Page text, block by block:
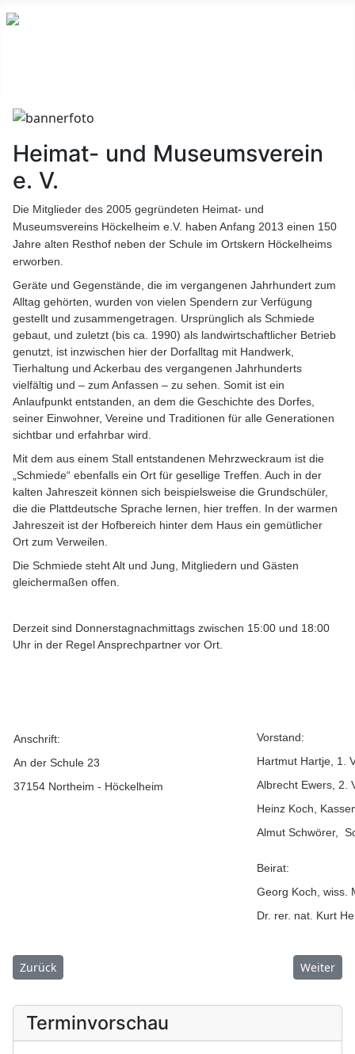
Heimat- und Museumsverein
e. V.
Die Mitglieder des 2005 gegründeten Heimat- und
Museumsvereins Höckelheim e.V. haben Anfang 2013 einen 150
Jahre alten Resthof neben der Schule im Ortskern Höckelheims
erworben.
Geräte und Gegenstände, die im vergangenen Jahrhundert zum
Alltag gehörten, wurden von vielen Spendern zur Verfügung
gestellt und zusammengetragen. Ursprünglich als Schmiede
gebaut, und zuletzt (bis ca. 1990) als landwirtschaftlicher Betrieb
genutzt, ist inzwischen hier der Dorfalltag mit Handwerk,
Tierhaltung und Ackerbau des vergangenen Jahrhunderts
vielfältig und – zum Anfassen – zu sehen. Somit ist ein
Anlaufpunkt entstanden, an dem die Geschichte des Dorfes,
seiner Einwohner, Vereine und Traditionen für alle Generationen
sichtbar und erfahrbar wird.
Mit dem aus einem Stall entstandenen Mehrzweckraum ist die
„Schmiede“ ebenfalls ein Ort für gesellige Treffen. Auch in der
kalten Jahreszeit können sich beispielsweise die Grundschüler,
die die Plattdeutsche Sprache lernen, hier treffen. In der warmen
Jahreszeit ist der Hofbereich hinter dem Haus ein gemütlicher
Ort zum Verweilen.
Die Schmiede steht Alt und Jung, Mitgliedern und Gästen
gleichermaßen offen.
Derzeit sind Donnerstagnachmittags zwischen 15:00 und 18:00
Uhr in der Regel Ansprechpartner vor Ort.
Anschrift:
An der Schule 23
37154 Northeim - Höckelheim
Vorstand:
Hartmut Hartje, 1.
Albrecht Ewers, 2.
Heinz Koch,
Almut Schwörer,
Beirat:
Georg Koch, wiss.
Dr. rer. nat. Kurt
Vorheriger Beitrag: Junggesellenverein
Zurück Nächster
Weiter
Terminvorschau